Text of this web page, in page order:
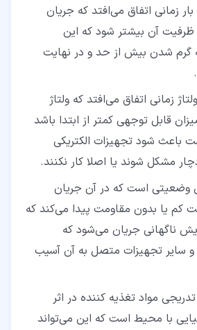
زمانی اتفاق می‌افتد که جریان
ظرفیت آن بیشتر شود که این
گرم شدن بیش از حد و در نهایت
زمانی اتفاق می‌افتد که ولتاژ
قابل‌ توجهی کمتر از ابتدا باشد
باعث شود تجهیزات الکتریکی
مشکل شوند یا اصلا کار نکنند.
وضعیتی است که در آن جریان
کم یا بدون مقاومت پیدا می‌کند که
ناگهانی جریان می‌شود که
و سایر تجهیزات متصل به آن آسیب
مواد تغذیه کننده در اثر
با محیط است که این می‌تواند